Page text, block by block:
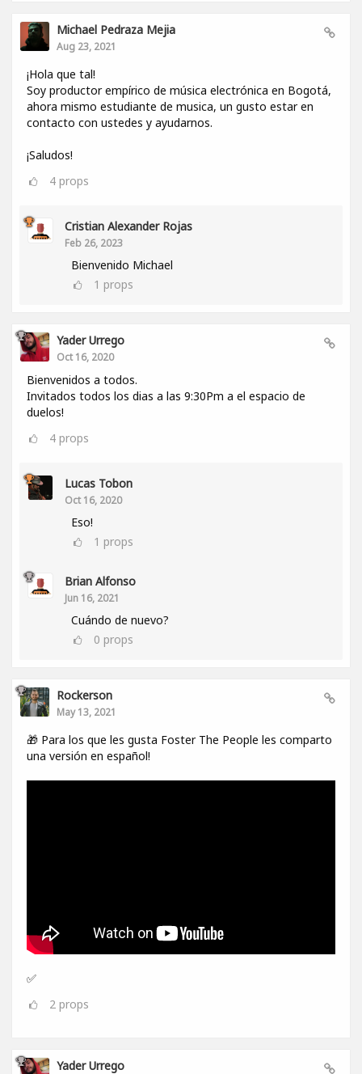
Michael Pedraza Mejia
Aug 23, 2021
¡Hola que tal!
Soy productor empírico de música electrónica en Bogotá,
ahora mismo estudiante de musica, un gusto estar en
contacto con ustedes y ayudarnos.
¡Saludos!
4 props
Cristian Alexander Rojas
Feb 26, 2023
Bienvenido Michael
1 props
Yader Urrego
Oct 16, 2020
Bienvenidos a todos.
Invitados todos los dias a las 9:30Pm a el espacio de
duelos!
4 props
Lucas Tobon
Oct 16, 2020
Eso!
1 props
Brian Alfonso
Jun 16, 2021
Cuándo de nuevo?
0 props
Rockerson
May 13, 2021
🎁 Para los que les gusta Foster The People les comparto
una versión en español!
✅
2 props
Yader Urrego